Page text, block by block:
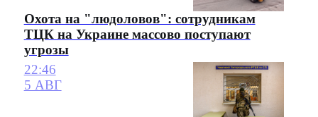
Охота на "людоловов": сотрудникам
ТЦК на Украине массово поступают
угрозы
22:46
5 АВГ